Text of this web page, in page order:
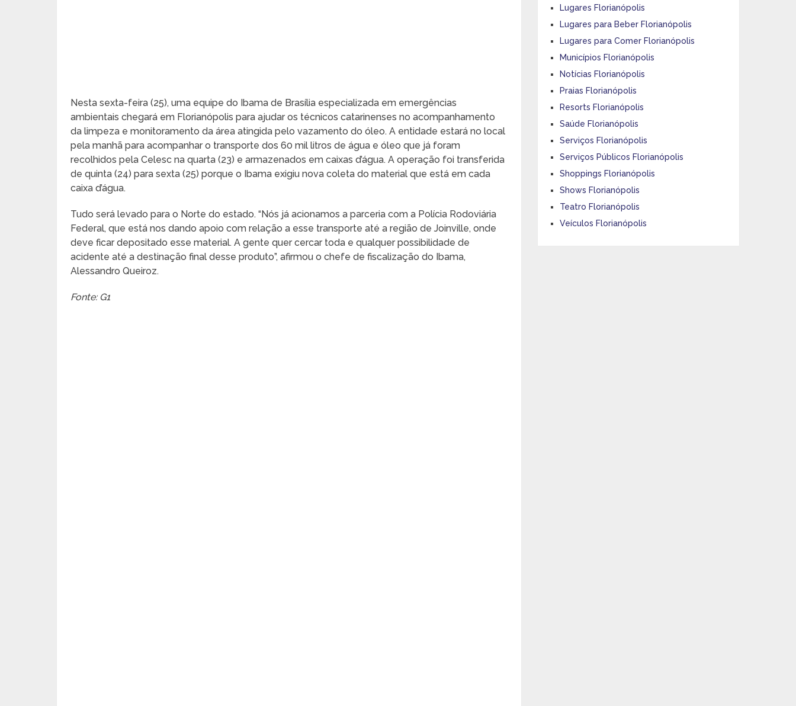
Nesta sexta-feira (25), uma equipe do Ibama de Brasília especializada em emergências
ambientais chegará em Florianópolis para ajudar os técnicos catarinenses no acompanhamento
da limpeza e monitoramento da área atingida pelo vazamento do óleo. A entidade estará no local
pela manhã para acompanhar o transporte dos 60 mil litros de água e óleo que já foram
recolhidos pela Celesc na quarta (23) e armazenados em caixas d’água. A operação foi transferida
de quinta (24) para sexta (25) porque o Ibama exigiu nova coleta do material que está em cada
caixa d’água.
Tudo será levado para o Norte do estado. “Nós já acionamos a parceria com a Polícia Rodoviária
Federal, que está nos dando apoio com relação a esse transporte até a região de Joinville, onde
deve ficar depositado esse material. A gente quer cercar toda e qualquer possibilidade de
acidente até a destinação final desse produto”, afirmou o chefe de fiscalização do Ibama,
Alessandro Queiroz.
Fonte: G1
Lugares Florianópolis
Lugares para Beber Florianópolis
Lugares para Comer Florianópolis
Municípios Florianópolis
Notícias Florianópolis
Praias Florianópolis
Resorts Florianópolis
Saúde Florianópolis
Serviços Florianópolis
Serviços Públicos Florianópolis
Shoppings Florianópolis
Shows Florianópolis
Teatro Florianópolis
Veículos Florianópolis